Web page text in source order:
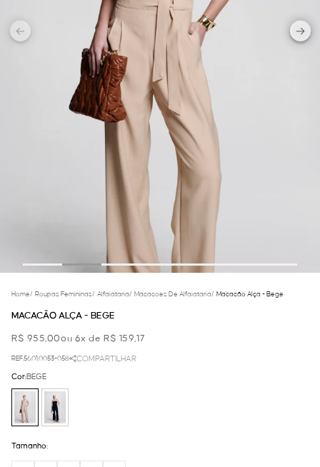
Home/ Roupas Femininas/ Alfaiataria/ Macacoes De Alfaiataria/ Macacão Alça - Bege
MACACÃO ALÇA - BEGE
R$ 955,00ou 6x de R$ 159,17
REF.56.01.0053-058 COMPARTILHAR
Cor:BEGE
Tamanho: